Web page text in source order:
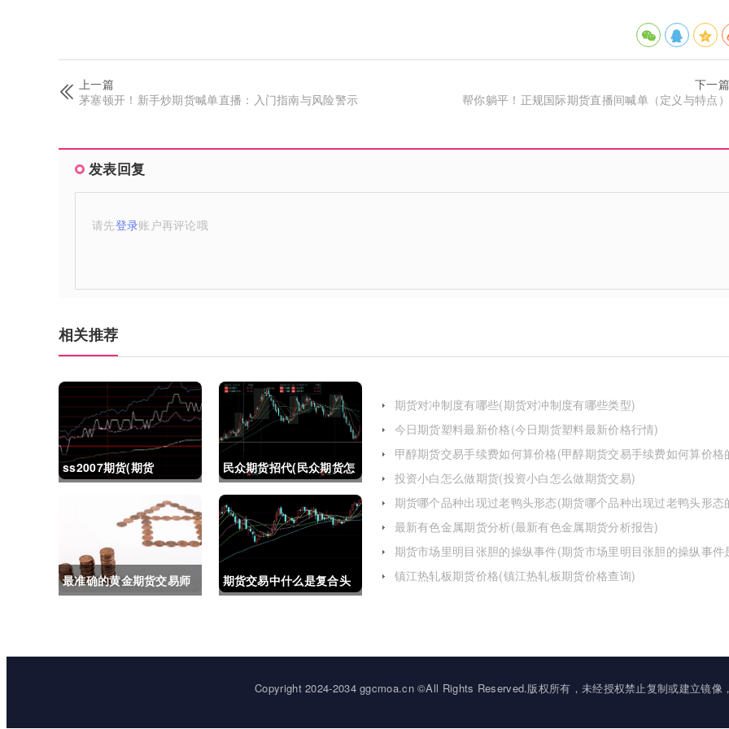
上一篇
茅塞顿开！新手炒期货喊单直播：入门指南与风险警示
下一篇
帮你躺平！正规国际期货直播间喊单（定义与特点）
发表回复
请先登录账户再评论哦
相关推荐
ss2007期货(期货
民众期货招代(民众期货怎
么了)
最准确的黄金期货交易师
期货交易中什么是复合头
期货对冲制度有哪些(期货对冲制度有哪些类型)
今日期货塑料最新价格(今日期货塑料最新价格行情)
甲醇期货交易手续费如何算价格(甲醇期货交易手续费如何算价格
投资小白怎么做期货(投资小白怎么做期货交易)
期货哪个品种出现过老鸭头形态(期货哪个品种出现过老鸭头形态
化)
最新有色金属期货分析(最新有色金属期货分析报告)
期货市场里明目张胆的操纵事件(期货市场里明目张胆的操纵事件
镇江热轧板期货价格(镇江热轧板期货价格查询)
Copyright 2024-2034 ggcmoa.cn ©All Rights Reserved.版权所有，未经授权禁止复制或建立镜像